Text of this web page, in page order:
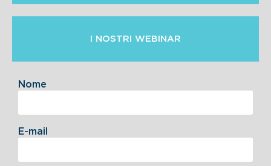
I NOSTRI WEBINAR
Nome
E-mail